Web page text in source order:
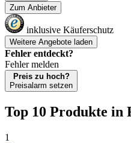
Zum Anbieter
inklusive Käuferschutz
Weitere Angebote laden
Fehler entdeckt?
Fehler melden
Preis zu hoch?
Preisalarm setzen
Top 10 Produkte in
1